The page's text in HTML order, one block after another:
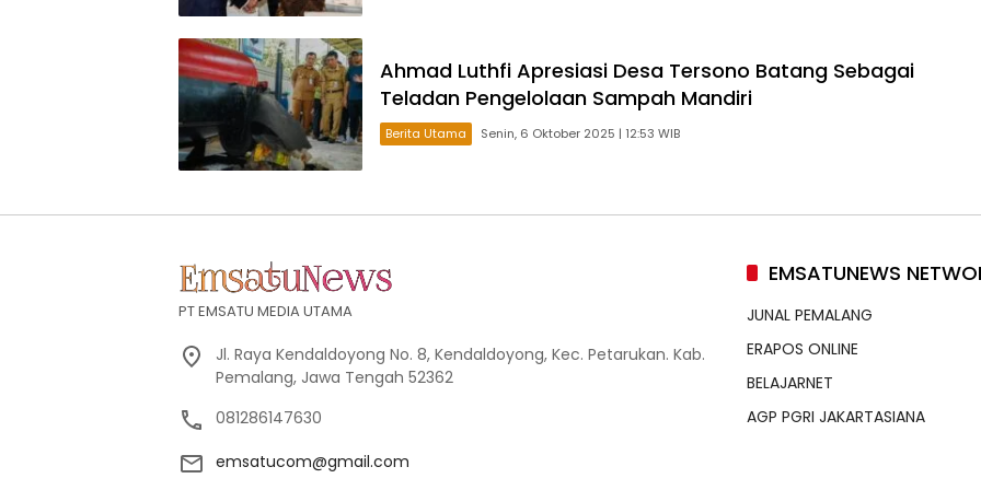
Ahmad Luthfi Apresiasi Desa Tersono Batang Sebagai
Teladan Pengelolaan Sampah Mandiri
Berita Utama Senin, 6 Oktober 2025 | 12:53 WIB
PT EMSATU MEDIA UTAMA
Jl. Raya Kendaldoyong No. 8, Kendaldoyong, Kec. Petarukan. Kab.
Pemalang, Jawa Tengah 52362
081286147630
emsatucom@gmail.com
EMSATUNEWS
JUNAL PEMALANG
ERAPOS ONLINE
BELAJARNET
AGP PGRI JAKARTASIANA